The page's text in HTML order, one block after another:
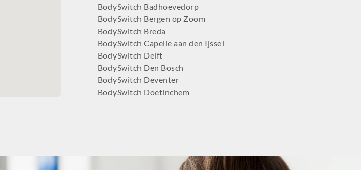
BodySwitch Badhoevedorp
BodySwitch Bergen op Zoom
BodySwitch Breda
BodySwitch Capelle aan den Ijssel
BodySwitch Delft
BodySwitch Den Bosch
BodySwitch Deventer
BodySwitch Doetinchem
BodySwitch Gilze-Rijen